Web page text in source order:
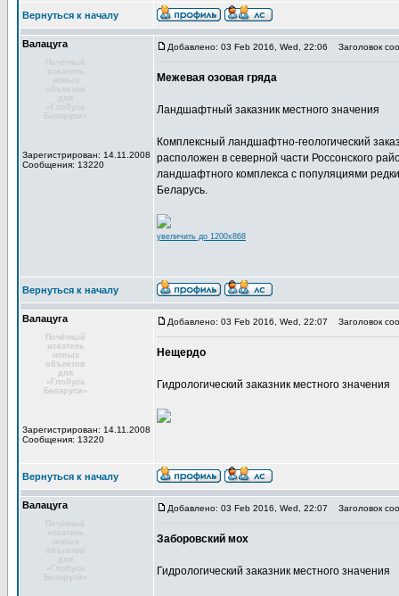
Вернуться к началу
Валацуга
Почётный
искатель
новых
объектов
для
«Глобуса
Беларуси»
Зарегистрирован: 14.11.2008
Сообщения: 13220
Добавлено: 03 Feb 2016, Wed, 22:06 Заголовок
Межевая озовая гряда
Ландшафтный заказник местного значения
Комплексный ландшафтно-геологический
расположен в северной части Россонского
ландшафтного комплекса с популяциями
Беларусь.
увеличить до 1200x868
Вернуться к началу
Валацуга
Почётный
искатель
новых
объектов
для
«Глобуса
Беларуси»
Зарегистрирован: 14.11.2008
Сообщения: 13220
Добавлено: 03 Feb 2016, Wed, 22:07 Заголовок
Нещердо
Гидрологический заказник местного значения
Вернуться к началу
Валацуга
Почётный
искатель
новых
объектов
для
«Глобуса
Беларуси»
Добавлено: 03 Feb 2016, Wed, 22:07 Заголовок
Заборовский мох
Гидрологический заказник местного значения